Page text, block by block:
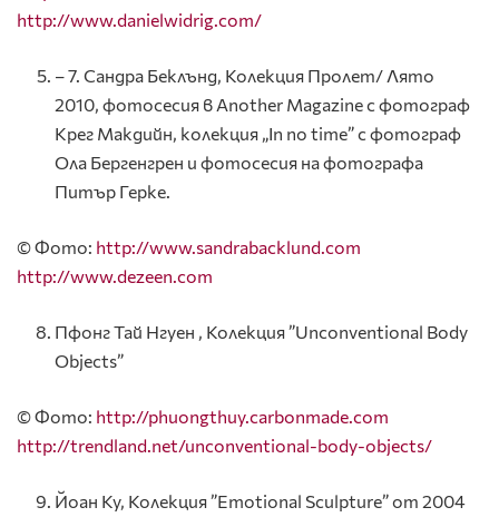
http://www.danielwidrig.com/
– 7. Сандра Беклънд, Колекция Пролет/ Лято
2010, фотосесия в Another Magazine с фотограф
Крег Макдийн, колекция „In no time” с фотограф
Ола Бергенгрен и фотосесия на фотографа
Питър Герке.
© Фото: http://www.sandrabacklund.com
http://www.dezeen.com
Пфонг Тай Нгуен , Колекция ”Unconventional Body
Objects”
© Фото: http://phuongthuy.carbonmade.com
http://trendland.net/unconventional-body-objects/
Йоан Ку, Колекция ”Emotional Sculpture” от 2004